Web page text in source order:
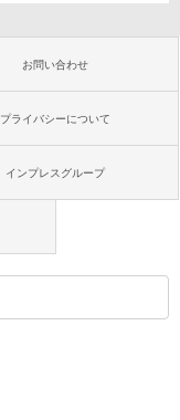
お問い合わせ
プライバシーについて
インプレスグループ